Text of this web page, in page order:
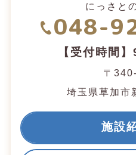
にっさと
048-
【受付時間
〒
埼玉県草加市
施設